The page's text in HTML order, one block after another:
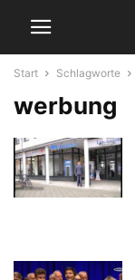
Start Schlagworte
werbung